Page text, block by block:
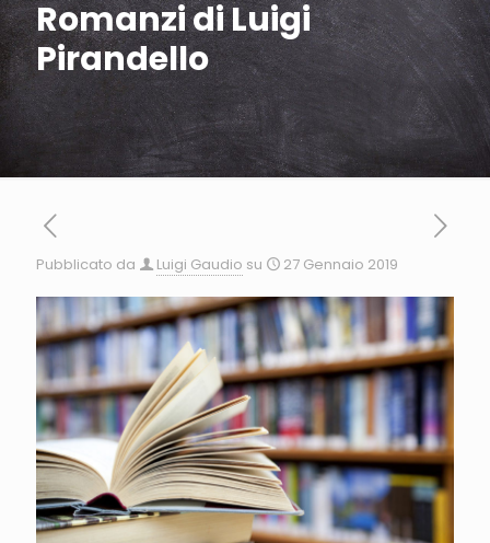
Romanzi di Luigi
Pirandello
Pubblicato da Luigi Gaudio su 27 Gennaio 2019